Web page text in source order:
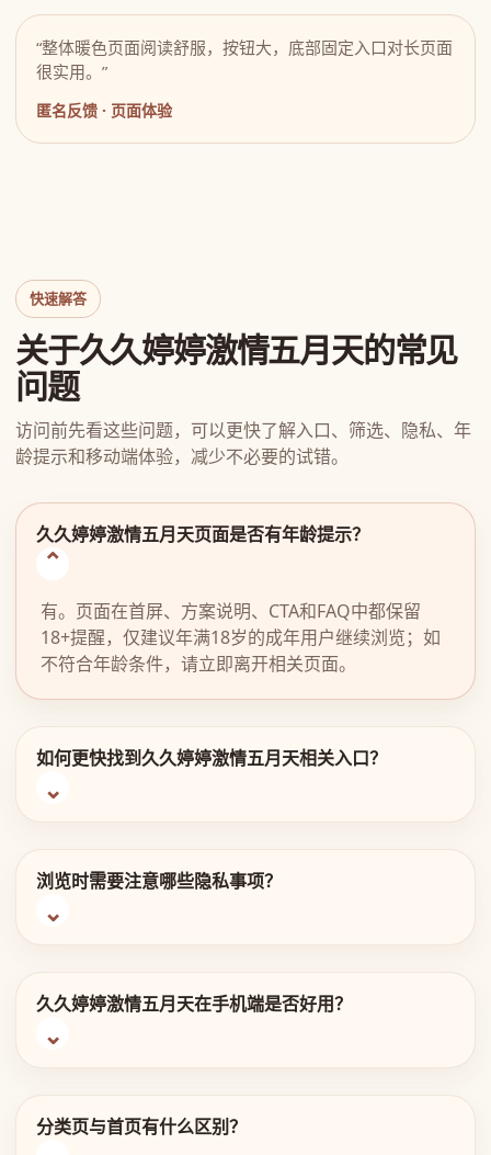
“整体暖色页面阅读舒服，按钮大，底部固定入口对长页面
很实用。”
匿名反馈 · 页面体验
快速解答
关于久久婷婷激情五月天的常见
问题
访问前先看这些问题，可以更快了解入口、筛选、隐私、年
龄提示和移动端体验，减少不必要的试错。
久久婷婷激情五月天页面是否有年龄提示？
有。页面在首屏、方案说明、CTA和FAQ中都保留
18+提醒，仅建议年满18岁的成年用户继续浏览；如
不符合年龄条件，请立即离开相关页面。
如何更快找到久久婷婷激情五月天相关入口？
浏览时需要注意哪些隐私事项？
久久婷婷激情五月天在手机端是否好用？
分类页与首页有什么区别？